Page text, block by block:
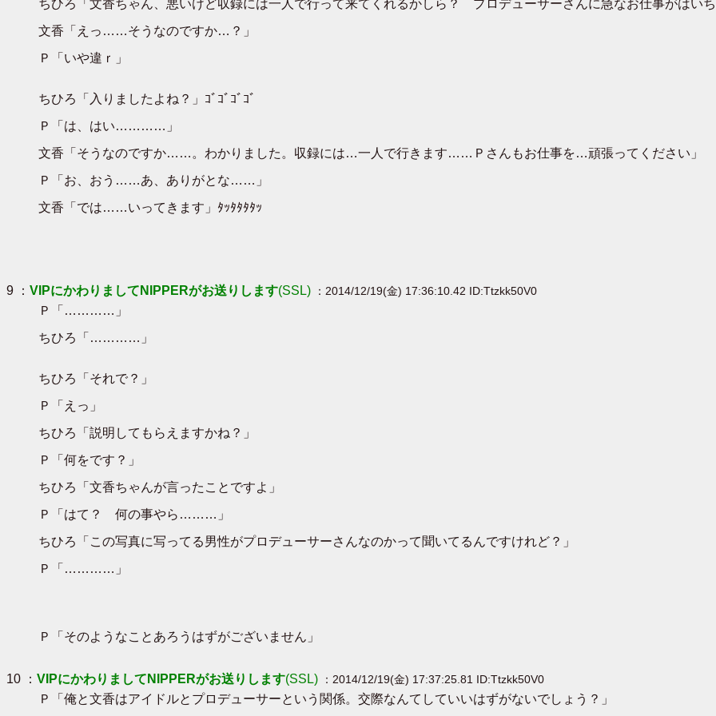
ちひろ「文香ちゃん、悪いけど収録には一人で行って来てくれるかしら？ プロデューサーさんに急なお仕事がはいち
文香「えっ……そうなのですか…？」
Ｐ「いや違ｒ」
ちひろ「入りましたよね？」ｺﾞｺﾞｺﾞｺﾞ
Ｐ「は、はい…………」
文香「そうなのですか……。わかりました。収録には…一人で行きます……Ｐさんもお仕事を…頑張ってください」
Ｐ「お、おう……あ、ありがとな……」
文香「では……いってきます」ﾀｯﾀﾀﾀﾀｯ
9 ： VIPにかわりましてNIPPERがお送りします(SSL) ：2014/12/19(金) 17:36:10.42 ID:Ttzkk50V0
Ｐ「…………」
ちひろ「…………」
ちひろ「それで？」
Ｐ「えっ」
ちひろ「説明してもらえますかね？」
Ｐ「何をです？」
ちひろ「文香ちゃんが言ったことですよ」
Ｐ「はて？ 何の事やら………」
ちひろ「この写真に写ってる男性がプロデューサーさんなのかって聞いてるんですけれど？」
Ｐ「…………」
Ｐ「そのようなことあろうはずがございません」
10 ： VIPにかわりましてNIPPERがお送りします(SSL) ：2014/12/19(金) 17:37:25.81 ID:Ttzkk50V0
Ｐ「俺と文香はアイドルとプロデューサーという関係。交際なんてしていいはずがないでしょう？」